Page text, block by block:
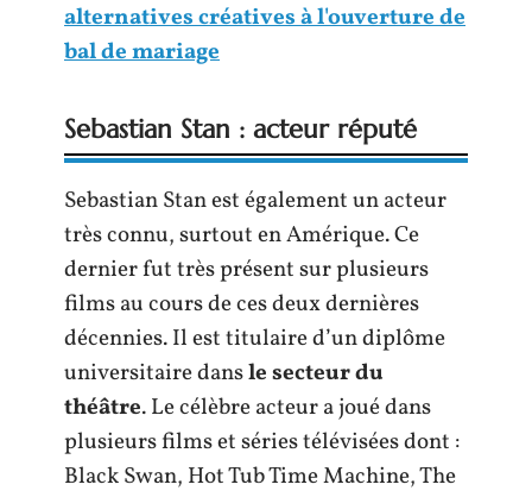
alternatives créatives à l'ouverture de
bal de mariage
Sebastian Stan : acteur réputé
Sebastian Stan est également un acteur
très connu, surtout en Amérique. Ce
dernier fut très présent sur plusieurs
films au cours de ces deux dernières
décennies. Il est titulaire d’un diplôme
universitaire dansle secteur du
théâtre. Le célèbre acteur a joué dans
plusieurs films et séries télévisées dont :
Black Swan, Hot Tub Time Machine, The